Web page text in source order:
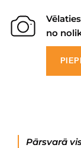
no
Pārsvarā